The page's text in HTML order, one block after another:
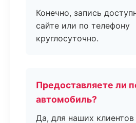
Конечно, запись
сайте или по телефону
круглосуточно.
Предоставляете ли
автомобиль?
Да, для наших клиентов